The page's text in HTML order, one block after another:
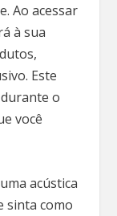
Ao acessar
à sua
Este
o
você
acústica
sinta como